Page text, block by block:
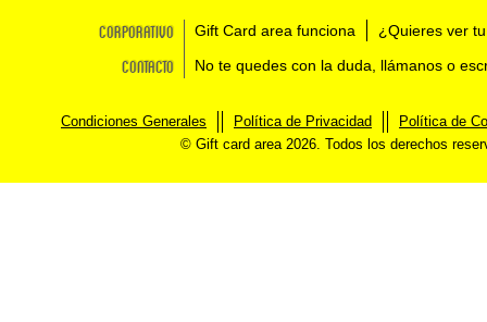
Corporativo Gift Card area funciona ¿Quieres ver
Contacto No te quedes con la duda, llámanos o
Condiciones Generales Política de Privacidad
Política de
© Gift card area 2026. Todos los derechos